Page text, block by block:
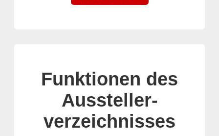
Funktionen des
Aussteller-
verzeichnisses